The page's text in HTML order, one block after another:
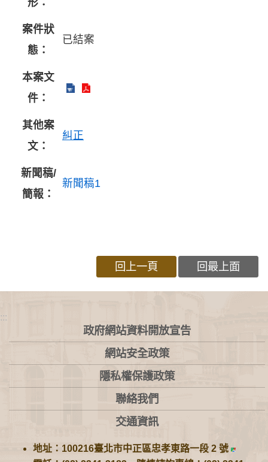
形：
案件狀
態：
已結案
本案文
件：
其他案
文：
糾正
新聞稿/
簡報：
新聞稿1
回上一頁 回最上面
:::
政府網站資料開放宣告
網站安全政策
隱私權保護政策
聯絡我們
交通資訊
地址：100216臺北市中正區忠孝東路一段 2 號